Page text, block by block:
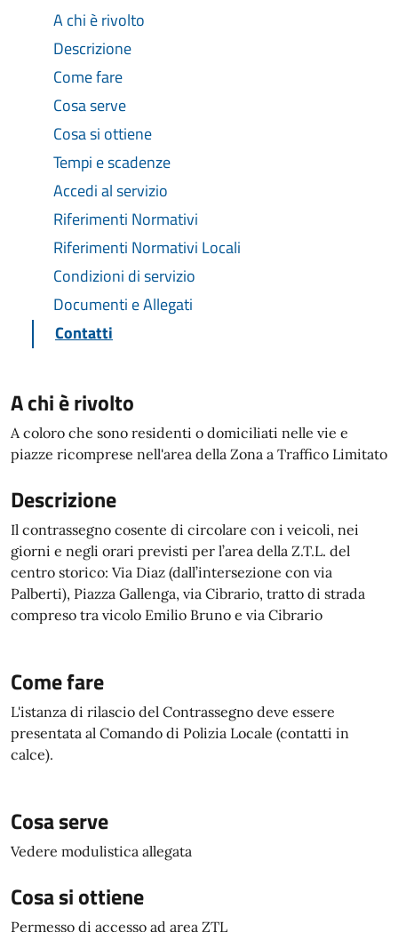
A chi è rivolto
Descrizione
Come fare
Cosa serve
Cosa si ottiene
Tempi e scadenze
Accedi al servizio
Riferimenti Normativi
Riferimenti Normativi Locali
Condizioni di servizio
Documenti e Allegati
Contatti
A chi è rivolto
A coloro che sono residenti o domiciliati nelle vie e
piazze ricomprese nell'area della Zona a Traffico Limitato
Descrizione
Il contrassegno cosente di circolare con i veicoli, nei
giorni e negli orari previsti per l’area della Z.T.L. del
centro storico: Via Diaz (dall’intersezione con via
Palberti), Piazza Gallenga, via Cibrario, tratto di strada
compreso tra vicolo Emilio Bruno e via Cibrario
Come fare
L'istanza di rilascio del Contrassegno deve essere
presentata al Comando di Polizia Locale (contatti in
calce).
Cosa serve
Vedere modulistica allegata
Cosa si ottiene
Permesso di accesso ad area ZTL